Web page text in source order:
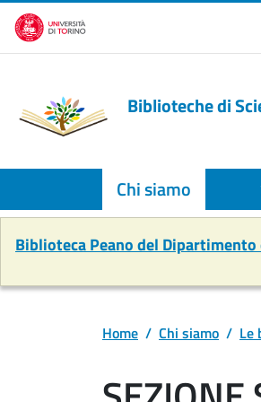
Salta al contenuto principale
Biblioteche di
Chi siamo
Biblioteca Peano del
Home Chi siamo Le